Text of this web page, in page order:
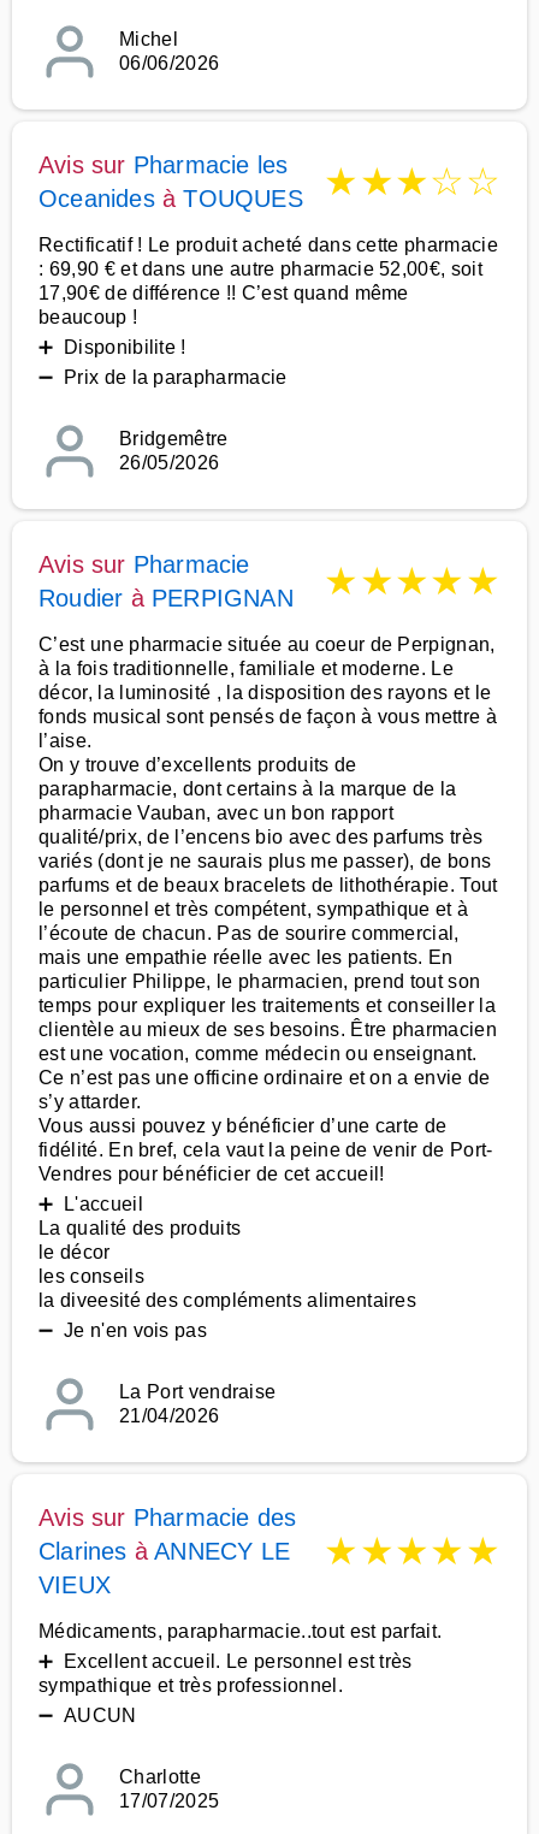
Michel
06/06/2026
Avis sur Pharmacie les
OceanidesàTOUQUES ★★★☆☆
Rectificatif ! Le produit acheté dans cette pharmacie
: 69,90 € et dans une autre pharmacie 52,00€, soit
17,90€ de différence !! C’est quand même
beaucoup !
➕ Disponibilite !
➖ Prix de la parapharmacie
Bridgemêtre
26/05/2026
Avis sur Pharmacie
Roudier à PERPIGNAN ★★★★★
C’est une pharmacie située au coeur de Perpignan,
à la fois traditionnelle, familiale et moderne. Le
décor, la luminosité , la disposition des rayons et le
fonds musical sont pensés de façon à vous mettre à
l’aise.
On y trouve d’excellents produits de
parapharmacie, dont certains à la marque de la
pharmacie Vauban, avec un bon rapport
qualité/prix, de l’encens bio avec des parfums très
variés (dont je ne saurais plus me passer), de bons
parfums et de beaux bracelets de lithothérapie. Tout
le personnel et très compétent, sympathique et à
l’écoute de chacun. Pas de sourire commercial,
mais une empathie réelle avec les patients. En
particulier Philippe, le pharmacien, prend tout son
temps pour expliquer les traitements et conseiller la
clientèle au mieux de ses besoins. Être pharmacien
est une vocation, comme médecin ou enseignant.
Ce n’est pas une officine ordinaire et on a envie de
s’y attarder.
Vous aussi pouvez y bénéficier d’une carte de
fidélité. En bref, cela vaut la peine de venir de Port-
Vendres pour bénéficier de cet accueil!
➕ L'accueil
La qualité des produits
le décor
les conseils
la diveesité des compléments alimentaires
➖ Je n'en vois pas
La Port vendraise
21/04/2026
Avis sur Pharmacie des
Clarines àANNECY LE
VIEUX
★★★★★
Médicaments, parapharmacie..tout est parfait.
➕ Excellent accueil. Le personnel est très
sympathique et très professionnel.
➖ AUCUN
Charlotte
17/07/2025